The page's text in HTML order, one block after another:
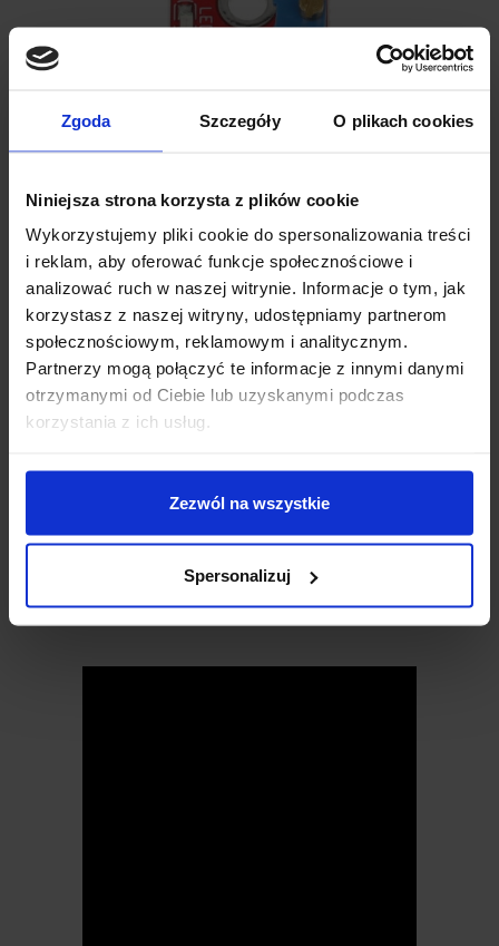
Zgoda Szczegóły O plikach cookies
Niniejsza strona korzysta z plików cookie
Wykorzystujemy pliki cookie do spersonalizowania treści
i reklam, aby oferować funkcje społecznościowe i
analizować ruch w naszej witrynie. Informacje o tym, jak
korzystasz z naszej witryny, udostępniamy partnerom
społecznościowym, reklamowym i analitycznym.
Partnerzy mogą połączyć te informacje z innymi danymi
otrzymanymi od Ciebie lub uzyskanymi podczas
korzystania z ich usług.
Zezwól na wszystkie
Spersonalizuj
SPECYFIKACJA TECHNICZNA
Napięcie zasilania:5 V
Wyjście cyfrowe:sygnalizacja przekroczenia ustalonego
regulacja poziomu czułości